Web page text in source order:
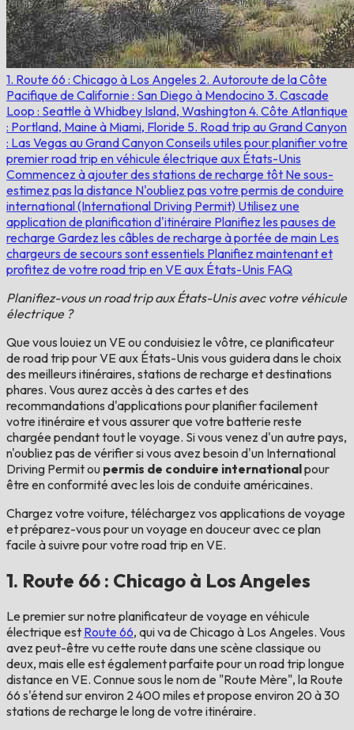
1. Route 66 : Chicago à Los Angeles 2. Autoroute de la Côte
Pacifique de Californie : San Diego à Mendocino 3. Cascade
Loop : Seattle à Whidbey Island, Washington4. Côte Atlantique
: Portland, Maine à Miami, Floride 5. Road trip au Grand Canyon
: Las Vegas au Grand CanyonConseils utiles pour planifier votre
premier road trip en véhicule électrique aux États-Unis
Commencez à ajouter des stations de recharge tôt Ne sous-
estimez pas la distance N'oubliez pas votre permis de conduire
international (International Driving Permit) Utilisez une
application de planification d'itinéraire Planifiez les pauses de
recharge Gardez les câbles de recharge à portée de main Les
chargeurs de secours sont essentiels Planifiez maintenant et
profitez de votre road trip en VE aux États-Unis FAQ
Planifiez-vous un road trip aux États-Unis avec votre véhicule
électrique ?
Que vous louiez un VE ou conduisiez le vôtre, ce planificateur
de road trip pour VE aux États-Unis vous guidera dans le choix
des meilleurs itinéraires, stations de recharge et destinations
phares. Vous aurez accès à des cartes et des
recommandations d'applications pour planifier facilement
votre itinéraire et vous assurer que votre batterie reste
chargée pendant tout le voyage. Si vous venez d'un autre pays,
n'oubliez pas de vérifier si vous avez besoin d'un International
Driving Permit ou permis de conduire internationalpour
être en conformité avec les lois de conduite américaines.
Chargez votre voiture, téléchargez vos applications de voyage
et préparez-vous pour un voyage en douceur avec ce plan
facile à suivre pour votre road trip en VE.
1. Route 66 : Chicago à Los Angeles
Le premier sur notre planificateur de voyage en véhicule
électrique est Route 66, qui va de Chicago à Los Angeles. Vous
avez peut-être vu cette route dans une scène classique ou
deux, mais elle est également parfaite pour un road trip longue
distance en VE. Connue sous le nom de "Route Mère", la Route
66 s'étend sur environ 2 400 miles et propose environ 20 à 30
stations de recharge le long de votre itinéraire.